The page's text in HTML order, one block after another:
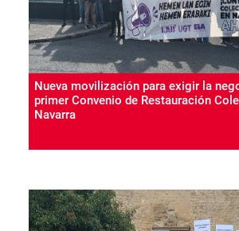
Nueva movilización para exigir la
primer Convenio de Restauración
Navarra